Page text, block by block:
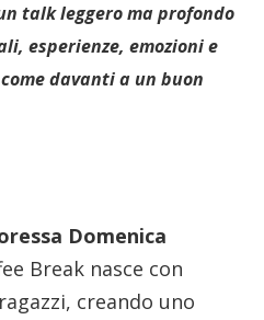
talk leggero ma profondo
esperienze, emozioni e
davanti a un buon
Domenica
Break nasce con
creando uno